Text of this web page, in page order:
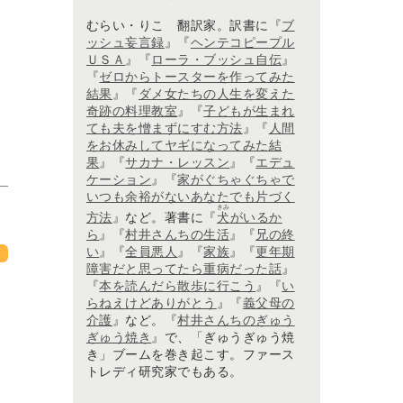
むらい・りこ 翻訳家。訳書に『ブ
ッシュ妄言録 』『ヘンテコピープル
ＵＳＡ 』『ローラ・ブッシュ自伝』
『ゼロからトースターを作ってみた
結果 』『 ダメ女たちの人生を変えた
奇跡の料理教室 』『子どもが生まれ
ても夫を憎まずにすむ方法 』『 人間
をお休みしてヤギになってみた結
果 』『サカナ・レッスン 』『エデュ
ケーション 』『家がぐちゃぐちゃで
いつも余裕がないあなたでも片づく
方法 』など。著書に『犬
きみ
がいるか
ら 』『村井さんちの生活』『 兄の終
い 』『全員悪人 』『家族』『更年期
障害だと思ってたら重病だった話』
『本を読んだら散歩に行こう 』『い
らねえけどありがとう 』『義父母の
介護 』など。『村井さんちのぎゅう
ぎゅう焼き 』で、「ぎゅうぎゅう焼
き」ブームを巻き起こす。ファース
トレディ研究家でもある。